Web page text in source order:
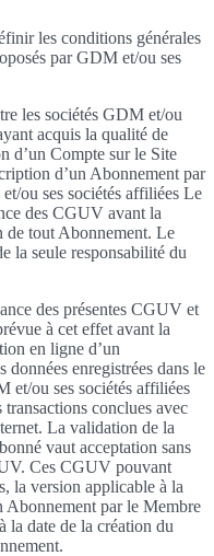
les conditions générales
par GDM et/ou ses
les sociétés GDM et/ou
acquis la qualité de
d’un Compte sur le Site
d’un Abonnement par
ou ses sociétés affiliées Le
des CGUV avant la
de tout Abonnement. Le
la seule responsabilité du
des présentes CGUV et
à cet effet avant la
en ligne d’un
enregistrées dans le
et/ou ses sociétés affiliées
conclues avec
La validation de la
vaut acceptation sans
Ces CGUV pouvant
la version applicable à la
Abonnement par le Membre
la date de la création du